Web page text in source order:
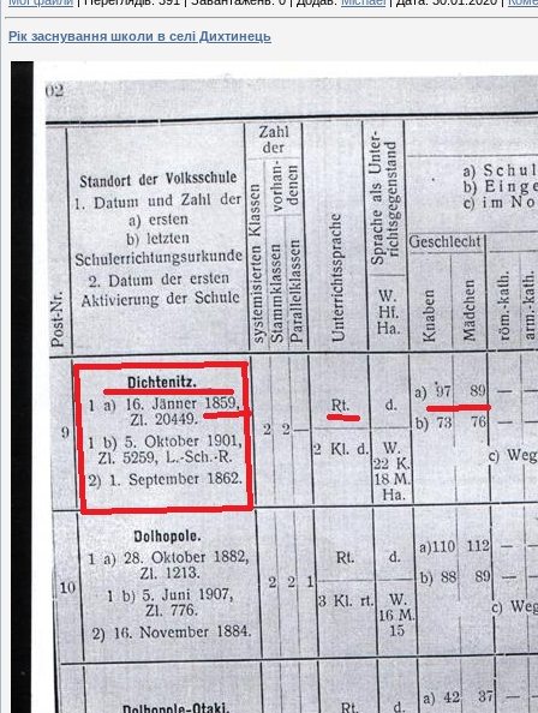
Рік заснування школи в селі Дихтинець